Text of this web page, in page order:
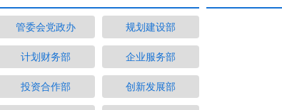
管委会党政办 规划建设部
计划财务部 企业服务部
投资合作部 创新发展部